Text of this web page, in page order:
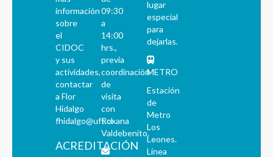
información
sobre
el
CIDOC
y sus
actividades,
contactar
a Flor
Hidalgo
fhidalgo@uft.cl
ACREDITACIÓN
09:30
a
14:00
hrs.,
previa
coordinación
de
visita
con
Roxana
Valdebenito.
lugar
especial
para
dejarlas.
METRO
Estación
de
Metro
Los
Leones.
Línea